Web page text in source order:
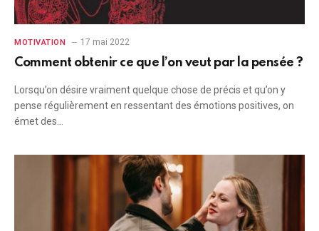
MOTIVATION 17 mai 2022
Comment obtenir ce que l’on veut par la pensée ?
Lorsqu’on désire vraiment quelque chose de précis et qu’on y
pense régulièrement en ressentant des émotions positives, on
émet des…